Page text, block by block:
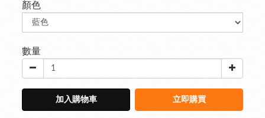
顏色
數量
加入購物車 立即購買